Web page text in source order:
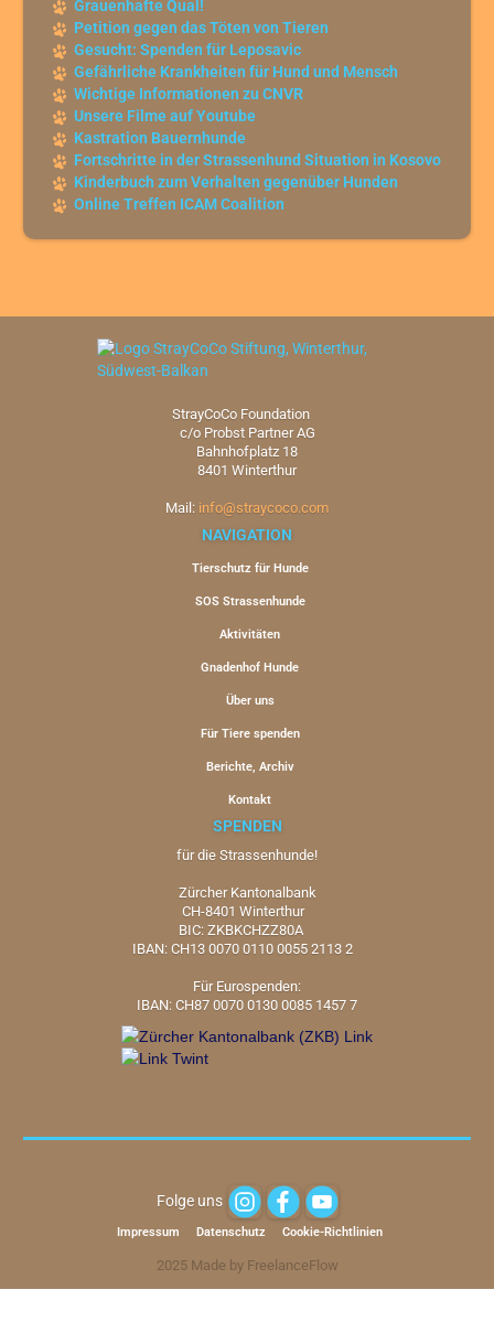
Grauenhafte Qual!
Petition gegen das Töten von Tieren
Gesucht: Spenden für Leposavic
Gefährliche Krankheiten für Hund und Mensch
Wichtige Informationen zu CNVR
Unsere Filme auf Youtube
Kastration Bauernhunde
Fortschritte in der Strassenhund Situation in Kosovo
Kinderbuch zum Verhalten gegenüber Hunden
Online Treffen ICAM Coalition
StrayCoCo Foundation
c/o Probst Partner AG
Bahnhofplatz 18
8401 Winterthur
Mail: info@straycoco.com
NAVIGATION
Tierschutz für Hunde
SOS Strassenhunde
Aktivitäten
Gnadenhof Hunde
Über uns
Für Tiere spenden
Berichte, Archiv
Kontakt
SPENDEN
für die Strassenhunde!
Zürcher Kantonalbank
CH-8401 Winterthur
BIC: ZKBKCHZZ80A
IBAN: CH13 0070 0110 0055 2113 2
Für Eurospenden:
IBAN: CH87 0070 0130 0085 1457 7
2025 Made by FreelanceFlow
Impressum Datenschutz Cookie-Richtlinien
Folge uns